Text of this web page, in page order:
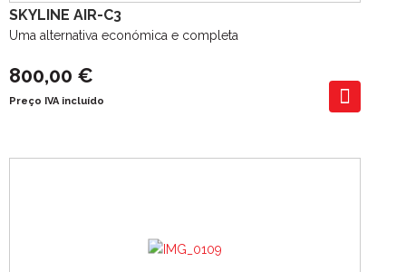
SKYLINE AIR-C3
Uma alternativa económica e completa
800,00 €
Preço IVA incluído